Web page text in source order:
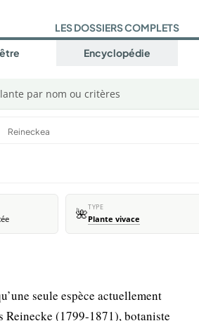
LES DOSSIERS COMPLETS
Encyclopédie
par nom ou critères
Reineckea
🌺TYPE
Plante vivace
seule espèce actuellement
Reinecke (1799-1871), botaniste